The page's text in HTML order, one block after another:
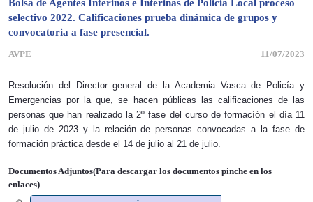
Bolsa de Agentes Interinos e Interinas de Policía Local proceso
selectivo 2022. Calificaciones prueba dinámica de grupos y
convocatoria a fase presencial.
AVPE 11/07/2023
Resolución del Director general de la Academia Vasca de Policía y
Emergencias por la que, se hacen públicas las calificaciones de las
personas que han realizado la 2º fase del curso de formacíón el día 11
de julio de 2023 y la relación de personas convocadas a la fase de
formación práctica desde el 14 de julio al 21 de julio.
Documentos Adjuntos(Para descargar los documentos pinche en los
enlaces)